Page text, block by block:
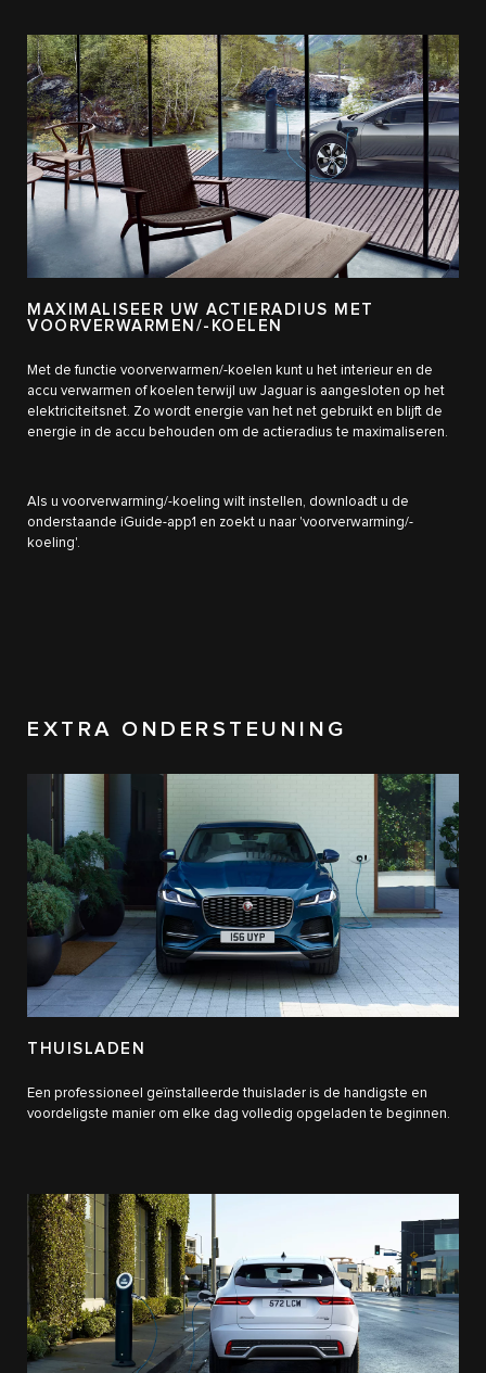
MAXIMALISEER UW ACTIERADIUS MET
VOORVERWARMEN/-KOELEN
Met de functie voorverwarmen/-koelen kunt u het interieur en de
accu verwarmen of koelen terwijl uw Jaguar is aangesloten op het
elektriciteitsnet. Zo wordt energie van het net gebruikt en blijft de
energie in de accu behouden om de actieradius te maximaliseren.
Als u voorverwarming/-koeling wilt instellen, downloadt u de
onderstaande iGuide-app1 en zoekt u naar 'voorverwarming/-
koeling'.
EXTRA ONDERSTEUNING
THUISLADEN
Een professioneel geïnstalleerde thuislader is de handigste en
voordeligste manier om elke dag volledig opgeladen te beginnen.